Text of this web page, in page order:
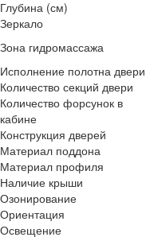
Глубина (см)
Зеркало
Зона гидромассажа
Исполнение полотна двери
Количество секций двери
Количество форсунок в
кабине
Конструкция дверей
Материал поддона
Материал профиля
Наличие крыши
Озонирование
Ориентация
Освещение